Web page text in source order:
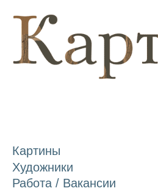
Картины
Художники
Работа / Вакансии